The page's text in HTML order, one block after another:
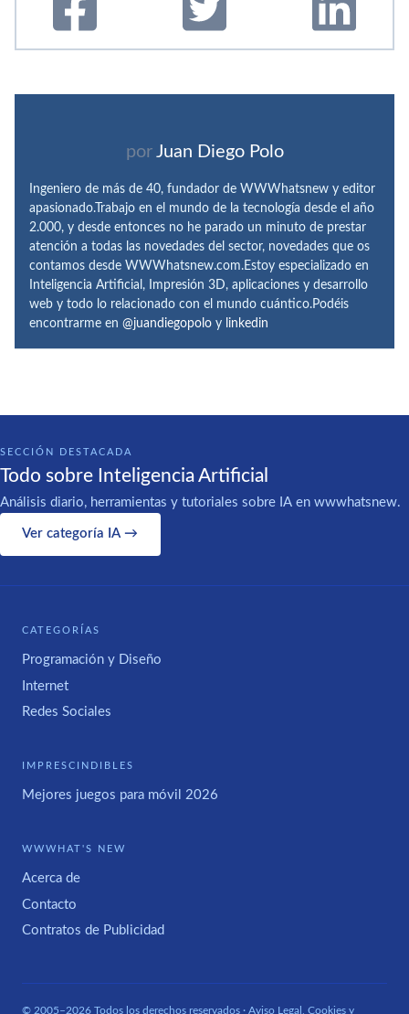
por Juan Diego Polo
Ingeniero de más de 40, fundador de WWWhatsnew y editor
apasionado.Trabajo en el mundo de la tecnología desde el año
2.000, y desde entonces no he parado un minuto de prestar
atención a todas las novedades del sector, novedades que os
contamos desde WWWhatsnew.com.Estoy especializado en
Inteligencia Artificial, Impresión 3D, aplicaciones y desarrollo
web y todo lo relacionado con el mundo cuántico.Podéis
encontrarme en @juandiegopolo y linkedin
SECCIÓN DESTACADA
Todo sobre Inteligencia Artificial
Análisis diario, herramientas y tutoriales sobre IA en wwwhatsnew.
Ver categoría IA →
CATEGORÍAS
Programación y Diseño
Internet
Redes Sociales
IMPRESCINDIBLES
Mejores juegos para móvil 2026
WWWHAT'S NEW
Acerca de
Contacto
Contratos de Publicidad
© 2005–2026 Todos los derechos reservados · Aviso Legal, Cookies y